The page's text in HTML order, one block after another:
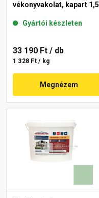
vékonyvakolat, kapart 1,5
Gyártói készleten
33 190 Ft / db
1 328 Ft / kg
Megnézem